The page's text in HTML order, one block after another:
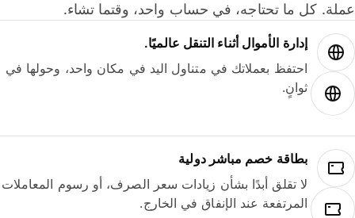
كل ما تحتاجه، في حساب واحد، وقتما تشاء.
إدارة الأموال أثناء التنقل عالميًا.
احتفظ بعملاتك في متناول اليد في مكان واحد، وحولها في
ثوانٍ.
بطاقة خصم مباشر دولية
لا تقلق أبدًا بشأن زيادات سعر الصرف، أو رسوم المعاملات
المرتفعة عند الإنفاق في الخارج.